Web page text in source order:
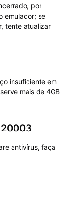
por
emulador; se
tente atualizar
insuficiente em
mais de 4GB
antivírus, faça